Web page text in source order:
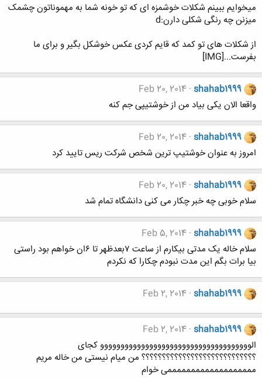
میخوایم ببینم شکلات خوشمزه ای که تو خونه شما به مهموناتون چشمک
میزنن چه رنگی شکلی دارن:d
از شکلات های تو کمد که قایم کردی عکس خوشکل بگیر و برای ما
بفرست...[IMG]
shahab1999
Feb 20, 2014
واقعا الان یکی بیاد من از خوشتیپی جم کنه
shahab1999
Feb 20, 2014
امروز به عنوان خوشتیپ ترین شخص شرکت ریس تایید کرد
shahab1999
Feb 20, 2014
سلام خوبی چه خبر چکار می کنی دانشگاه تمام شد
shahab1999
Feb 5, 2014
سلام خاله یک مدتی بیکارم از ساعت ۷بعدظهر تا ۶ان خواهم بود راستی
بیا برات بگم این مدت نبودم چکارا که نکردم
shahab1999
Feb 2, 2014
shahab1999
Feb 2, 2014
الووووووووووووووووووووووووووووووووووووو کجای
؟؟؟؟؟؟؟؟؟؟؟؟؟؟؟؟؟؟؟؟؟؟؟؟؟؟؟؟ من میام نیستی من خاله مریم
مممممممممممممممممممی خوام